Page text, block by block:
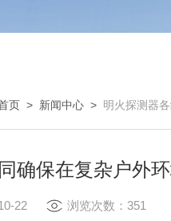
页 > 新闻中心 > 明火探测器
确保在复杂户外
10-22 浏览次数：351